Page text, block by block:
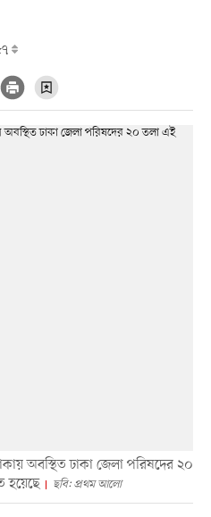
অবস্থিত ঢাকা জেলা পরিষদের ২০
ছবি: প্রথম আলো